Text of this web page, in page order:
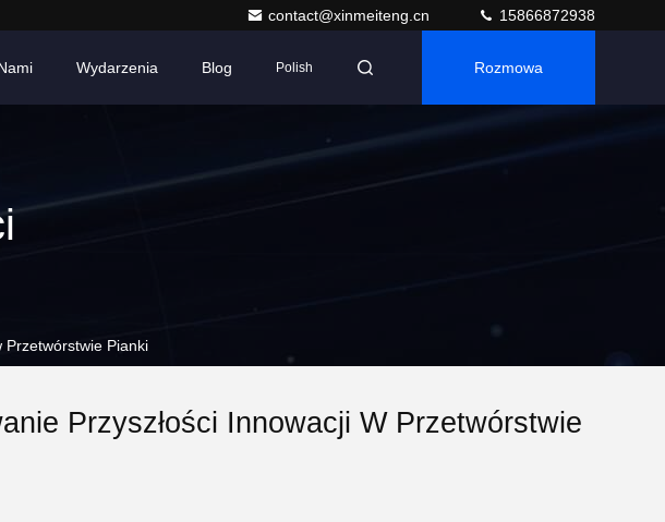
contact@xinmeiteng.cn 15866872938
Wydarzenia Blog Polish Rozmowa
Przetwórstwie Pianki
Przyszłości Innowacji W Przetwórstwie